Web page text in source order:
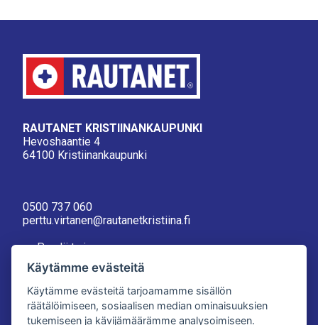
RAUTANET KRISTIINANKAUPUNKI
Hevoshaantie 4
64100 Kristiinankaupunki
0500 737 060
perttu.virtanen@rautanetkristiina.fi
>> Pyydä tarjous
>> Lähetä palautetta
Aukioloajat
Ma-Pe 8-17
La 9-13
Käytämme evästeitä
Käytämme evästeitä tarjoamamme sisällön
räätälöimiseen, sosiaalisen median ominaisuuksien
tukemiseen ja kävijämäärämme analysoimiseen.